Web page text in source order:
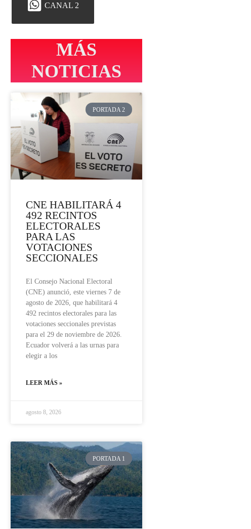
CANAL 2
MÁS
NOTICIAS
PORTADA 2
CNE HABILITARÁ 4
492 RECINTOS
ELECTORALES
PARA LAS
VOTACIONES
SECCIONALES
El Consejo Nacional Electoral
(CNE) anunció, este viernes 7 de
agosto de 2026, que habilitará 4
492 recintos electorales para las
votaciones seccionales previstas
para el 29 de noviembre de 2026.
Ecuador volverá a las urnas para
elegir a los
LEER MÁS »
agosto 8, 2026
PORTADA 1